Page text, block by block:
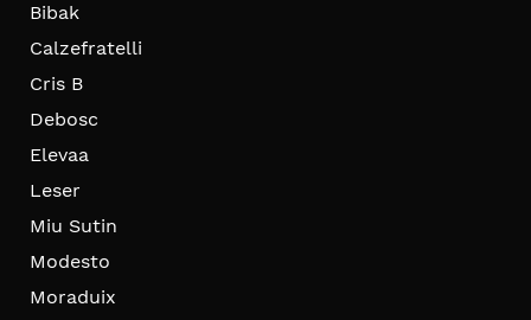
Bibak
Calzefratelli
Cris B
Debosc
Elevaa
Leser
Miu Sutin
Modesto
Moraduix